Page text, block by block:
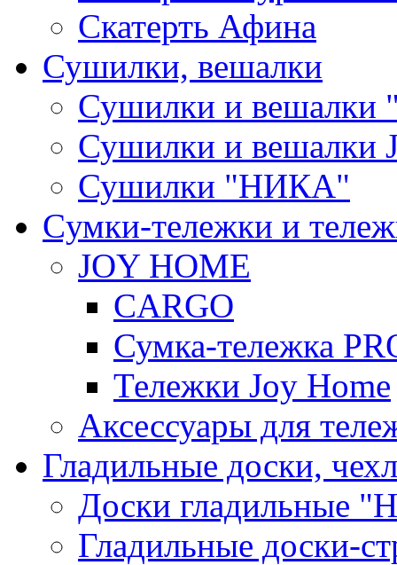
Скатерть Афина
Сушилки, вешалки
Сушилки и вешалки
Сушилки и вешалки
Сушилки "НИКА"
Cумки-тележки и
JOY HOME
CARGO
Сумка-тележка
Тележки Joy Home
Аксессуары для
Гладильные доски,
Доски гладильные
Гладильные доски-